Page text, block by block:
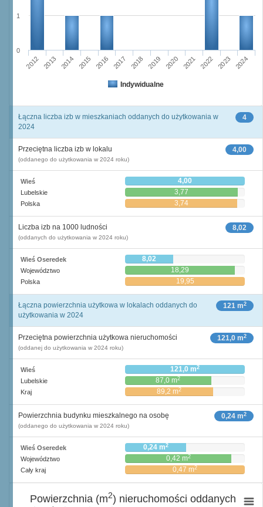
Indywidualne
2012 2013 2014 2015 2016 2017 2018 2019 2020 2021 2022 2023 2024
0
1
4
Łączna liczba izb w mieszkaniach oddanych do użytkowania w
2024
4,00
Przeciętna liczba izb w lokalu
(oddanego do użytkowania w 2024 roku)
Wieś 4,00
Lubelskie 3,77
Polska 3,74
8,02
Liczba izb na 1000 ludności
(oddanych do użytkowania w 2024 roku)
Wieś Oseredek 8,02
Województwo 18,29
Polska 19,95
121 m2
Łączna powierzchnia użytkowa w lokalach oddanych do
użytkowania w 2024
121,0 m2
Przeciętna powierzchnia użytkowa nieruchomości
(oddanej do użytkowania w 2024 roku)
Wieś 121,0 m2
Lubelskie 87,0 m2
Kraj 89,2 m2
0,24 m2
Powierzchnia budynku mieszkalnego na osobę
(oddanego do użytkowania w 2024 roku)
Wieś Oseredek 0,24 m2
Województwo 0,42 m2
Cały kraj 0,47 m2
Powierzchnia (m2) nieruchomości oddanych